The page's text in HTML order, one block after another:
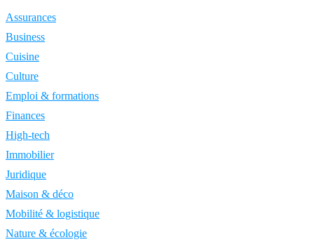
Assurances
Business
Cuisine
Culture
Emploi & formations
Finances
High-tech
Immobilier
Juridique
Maison & déco
Mobilité & logistique
Nature & écologie